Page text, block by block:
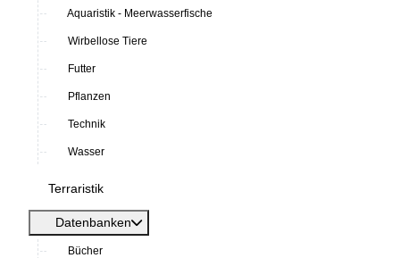
Aquaristik - Meerwasserfische
Wirbellose Tiere
Futter
Pflanzen
Technik
Wasser
Terraristik
Datenbanken
Bücher